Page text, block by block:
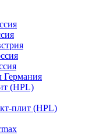
(HPL)
плит (HPL)